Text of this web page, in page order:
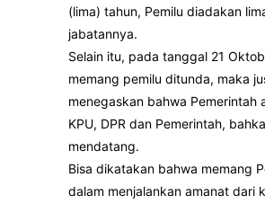
(lima) tahun, Pemilu diadakan
jabatannya.
Selain itu, pada tanggal 21
memang pemilu ditunda, maka
menegaskan bahwa
KPU, DPR dan Pemerintah,
mendatang.
Bisa dikatakan bahwa memang
dalam menjalankan amanat dari